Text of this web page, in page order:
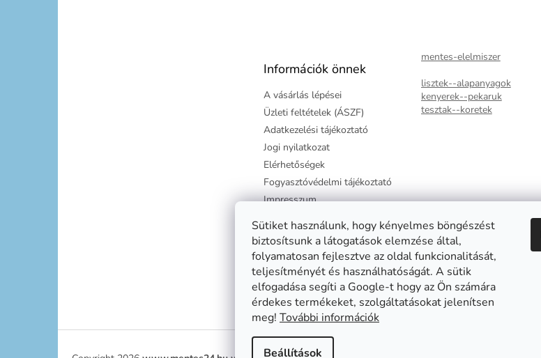
Sütiket használunk, hogy kényelmes böngészést
biztosítsunk a látogatások elemzése által,
folyamatosan fejlesztve az oldal funkcionalitását,
teljesítményét és használhatóságát. A sütik
elfogadása segíti a Google-t hogy az Ön számára
érdekes termékeket, szolgáltatásokat jelenítsen
meg! További információk
Beállítások
Információk önnek
A vásárlás lépései
Üzleti feltételek (ÁSZF)
Adatkezelési tájékoztató
Jogi nyilatkozat
Elérhetőségek
Fogyasztóvédelmi tájékoztató
Impresszum
Szállítási garancia
mentes-elelmiszer
lisztek--alapanyagok
kenyerek--pekaruk
tesztak--koretek
Abonett